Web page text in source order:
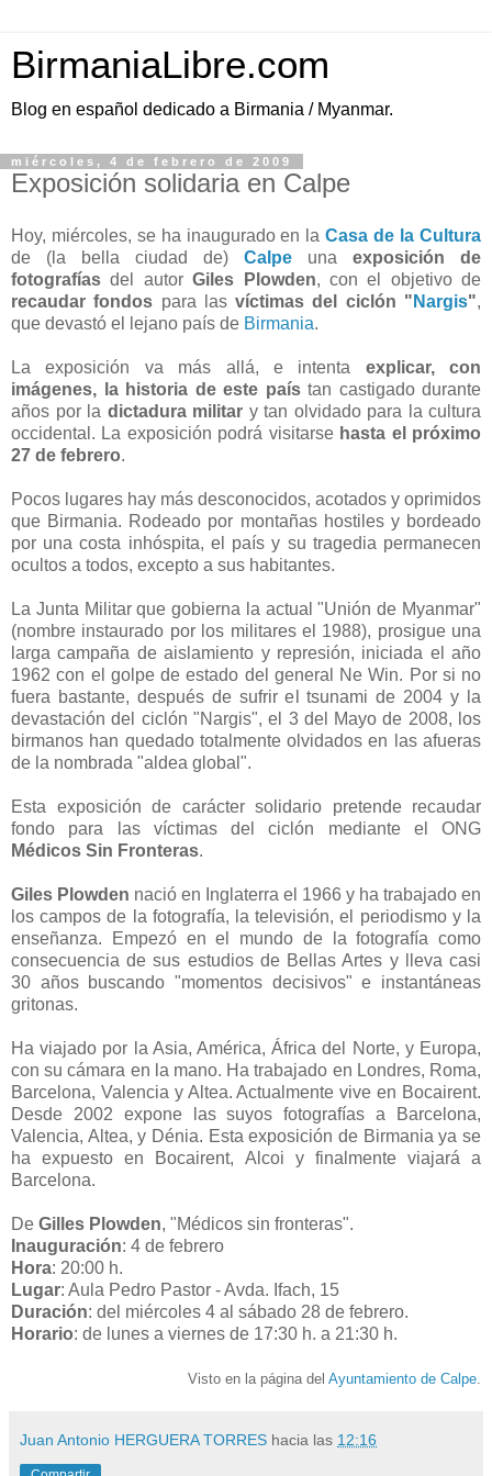
BirmaniaLibre.com
Blog en español dedicado a Birmania / Myanmar.
miércoles, 4 de febrero de 2009
Exposición solidaria en Calpe
Hoy, miércoles, se ha inaugurado en laCasa de la Cultura
de (la bella ciudad de) Calpe una exposición de
fotografías del autorGiles Plowden, con el objetivo de
recaudar fondos para lasvíctimas del ciclón " Nargis",
que devastó el lejano país de Birmania.
La exposición va más allá, e intenta explicar, con
imágenes, la historia de este paístan castigado durante
años por la dictadura militar y tan olvidado para la cultura
occidental. La exposición podrá visitarse hasta el próximo
27 de febrero.
Pocos lugares hay más desconocidos, acotados y oprimidos
que Birmania. Rodeado por montañas hostiles y bordeado
por una costa inhóspita, el país y su tragedia permanecen
ocultos a todos, excepto a sus habitantes.
La Junta Militar que gobierna la actual "Unión de Myanmar"
(nombre instaurado por los militares el 1988), prosigue una
larga campaña de aislamiento y represión, iniciada el año
1962 con el golpe de estado del general Ne Win. Por si no
fuera bastante, después de sufrir el tsunami de 2004 y la
devastación del ciclón "Nargis", el 3 del Mayo de 2008, los
birmanos han quedado totalmente olvidados en las afueras
de la nombrada "aldea global".
Esta exposición de carácter solidario pretende recaudar
fondo para las víctimas del ciclón mediante el ONG
Médicos Sin Fronteras.
Giles Plowden nació en Inglaterra el 1966 y ha trabajado en
los campos de la fotografía, la televisión, el periodismo y la
enseñanza. Empezó en el mundo de la fotografía como
consecuencia de sus estudios de Bellas Artes y lleva casi
30 años buscando "momentos decisivos" e instantáneas
gritonas.
Ha viajado por la Asia, América, África del Norte, y Europa,
con su cámara en la mano. Ha trabajado en Londres, Roma,
Barcelona, Valencia y Altea. Actualmente vive en Bocairent.
Desde 2002 expone las suyos fotografías a Barcelona,
Valencia, Altea, y Dénia. Esta exposición de Birmania ya se
ha expuesto en Bocairent, Alcoi y finalmente viajará a
Barcelona.
De Gilles Plowden, "Médicos sin fronteras".
Inauguración: 4 de febrero
Hora: 20:00 h.
Lugar: Aula Pedro Pastor - Avda. Ifach, 15
Duración: del miércoles 4 al sábado 28 de febrero.
Horario: de lunes a viernes de 17:30 h. a 21:30 h.
Visto en la página del Ayuntamiento de Calpe
Juan Antonio HERGUERA TORRES hacia las 12:16